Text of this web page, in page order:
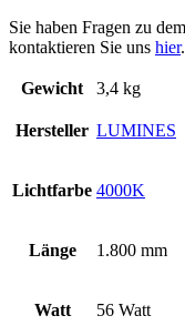
Sie haben Fragen zu
kontaktieren Sie uns hier.
Gewicht 3,4 kg
Hersteller LUMINES
Lichtfarbe 4000K
Länge 1.800 mm
Watt 56 Watt